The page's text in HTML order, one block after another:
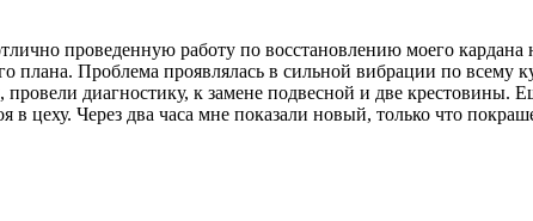
проведенную работу по восстановлению моего
плана. Проблема проявлялась в сильной вибрации по всему
диагностику, к замене подвесной и две крестовины.
в цеху. Через два часа мне показали новый, только что